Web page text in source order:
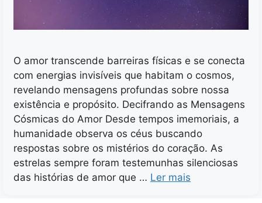
O amor transcende barreiras físicas e se conecta
com energias invisíveis que habitam o cosmos,
revelando mensagens profundas sobre nossa
existência e propósito. Decifrando as Mensagens
Cósmicas do Amor Desde tempos imemoriais, a
humanidade observa os céus buscando
respostas sobre os mistérios do coração. As
estrelas sempre foram testemunhas silenciosas
das histórias de amor que … Ler mais